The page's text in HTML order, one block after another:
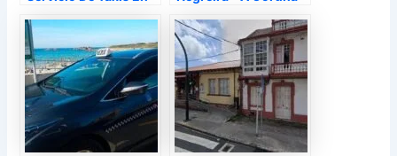
Teo., Teo – A Coruña